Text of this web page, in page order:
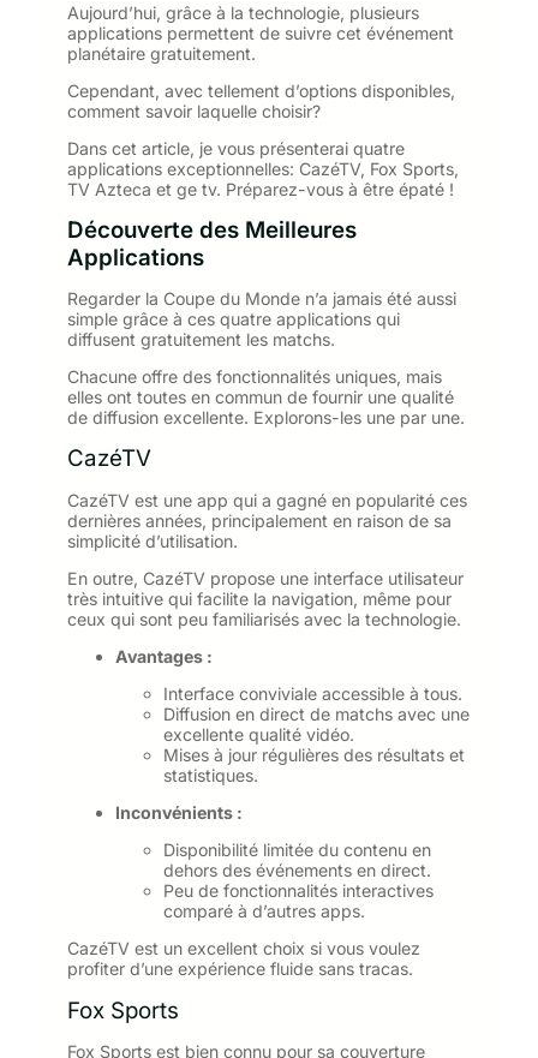
Aujourd’hui, grâce à la technologie, plusieurs
applications permettent de suivre cet événement
planétaire gratuitement.
Cependant, avec tellement d’options disponibles,
comment savoir laquelle choisir?
Dans cet article, je vous présenterai quatre
applications exceptionnelles: CazéTV, Fox Sports,
TV Azteca et ge tv. Préparez-vous à être épaté !
Découverte des Meilleures
Applications
Regarder la Coupe du Monde n’a jamais été aussi
simple grâce à ces quatre applications qui
diffusent gratuitement les matchs.
Chacune offre des fonctionnalités uniques, mais
elles ont toutes en commun de fournir une qualité
de diffusion excellente. Explorons-les une par une.
CazéTV
CazéTV est une app qui a gagné en popularité ces
dernières années, principalement en raison de sa
simplicité d’utilisation.
En outre, CazéTV propose une interface utilisateur
très intuitive qui facilite la navigation, même pour
ceux qui sont peu familiarisés avec la technologie.
Avantages :
Interface conviviale accessible à tous.
Diffusion en direct de matchs avec une
excellente qualité vidéo.
Mises à jour régulières des résultats et
statistiques.
Inconvénients :
Disponibilité limitée du contenu en
dehors des événements en direct.
Peu de fonctionnalités interactives
comparé à d’autres apps.
CazéTV est un excellent choix si vous voulez
profiter d’une expérience fluide sans tracas.
Fox Sports
Fox Sports est bien connu pour sa couverture